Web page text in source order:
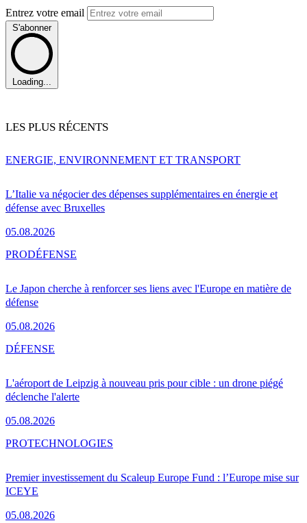
Entrez votre email
S'abonner
Loading...
LES PLUS RÉCENTS
L’Italie va négocier des dépenses supplémentaires en énergie et
défense avec Bruxelles
05.08.2026
ENERGIE, ENVIRONNEMENT ET TRANSPORT
Le Japon cherche à renforcer ses liens avec l'Europe en matière de
défense
05.08.2026
PRODÉFENSE
L'aéroport de Leipzig à nouveau pris pour cible : un drone piégé
déclenche l'alerte
05.08.2026
DÉFENSE
Premier investissement du Scaleup Europe Fund : l’Europe mise sur
ICEYE
05.08.2026
PROTECHNOLOGIES